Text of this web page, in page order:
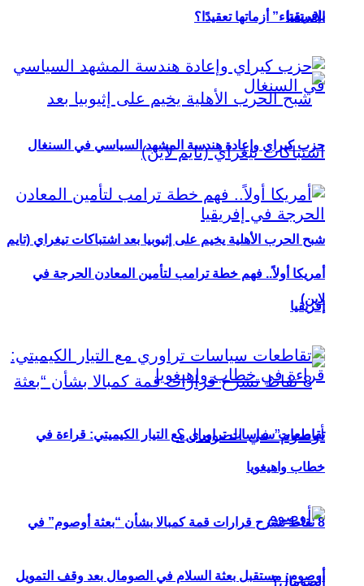
بإفريقيا
شبح الحرب الأهلية يخيم على إثيوبيا بعد اشتباكات تيغراي (تايم
لاين)
8 نقاط تشرح قرارات قمة كمبالا بشأن “بعثة أوصوم” في
الصومال؟
الاستفتاء” أزماتها تعقيدًا؟
حزب كيراي وإعادة هندسة المشهد السياسي في السنغال
أمريكا أولاً.. فهم خطة ترامب لتأمين المعادن الحرجة في
إفريقيا
تقاطعات سياسات تراوري مع التيار الكيميتي: قراءة في
خطاب واهيغويا
أوصوم: مستقبل بعثة السلام في الصومال بعد وقف التمويل